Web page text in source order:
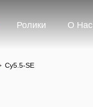
Ролики О Нас
Cy5.5-SE